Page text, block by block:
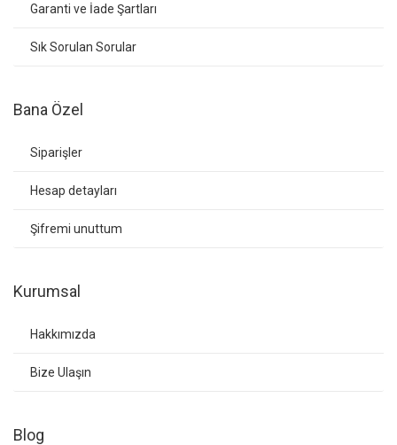
Garanti ve İade Şartları
Sık Sorulan Sorular
Bana Özel
Siparişler
Hesap detayları
Şifremi unuttum
Kurumsal
Hakkımızda
Bize Ulaşın
Blog